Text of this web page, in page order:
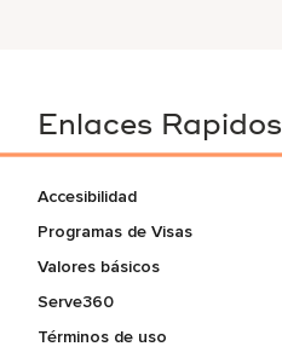
Enlaces Rapidos
Accesibilidad
Programas de Visas
Valores básicos
Serve360
Términos de uso